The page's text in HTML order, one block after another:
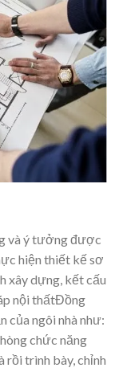
và ý tưởng được
hiện thiết kế sơ
xây dựng, kết cấu
nội thấtĐồng
của ngôi nhà như:
chức năng
rồi trình bày, chỉnh